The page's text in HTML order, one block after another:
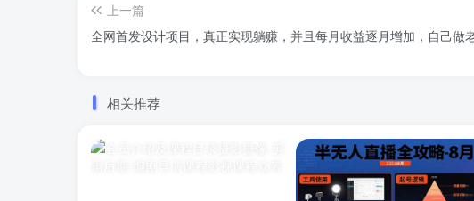
上一篇
全网首发设计项目，真正实现躺赚，并且每月收益逐月增加，自己做
相关推荐